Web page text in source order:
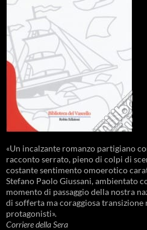
«Un incalzante romanzo partigiano
racconto serrato, pieno di colpi di
costante sentimento omoerotico
Stefano Paolo Giussani, ambientato
momento di passaggio della nostra
di sofferta ma coraggiosa
protagonisti».
Corriere della Sera